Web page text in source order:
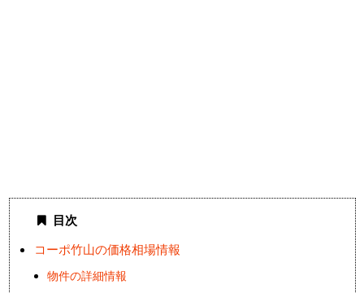
目次
コーポ竹山の価格相場情報
物件の詳細情報